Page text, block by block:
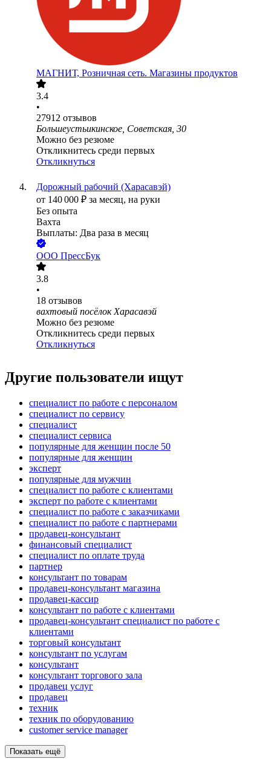
МАГНИТ, Розничная сеть. Магазины продуктов
3.4
•
27912 отзывов
Большеустьикинское, Советская, 30
Можно без резюме
Откликнитесь среди первых
Откликнуться
Дорожный рабочий (Харасавэй)
от 140 000 ₽ за месяц, на руки
Без опыта
Вахта
Выплаты: Два раза в месяц
ООО ПрессБук
3.8
•
18 отзывов
вахтовый посёлок Харасавэй
Можно без резюме
Откликнитесь среди первых
Откликнуться
Другие пользователи ищут
специалист по работе с персоналом
специалист по сервису
специалист
специалист сервиса
популярные для женщин после 50
популярные для женщин
эксперт
популярные для мужчин
специалист по работе с клиентами
эксперт по работе с клиентами
специалист по работе с заказчиками
специалист по работе с партнерами
продавец-консультант
финансовый специалист
специалист по оплате труда
партнер
консультант по товарам
продавец-консультант магазина
продавец-кассир
консультант по работе с клиентами
продавец-консультант специалист по работе с
клиентами
торговый консультант
консультант по услугам
консультант
консультант торгового зала
продавец услуг
продавец
техник
техник по оборудованию
customer service manager
Показать ещё